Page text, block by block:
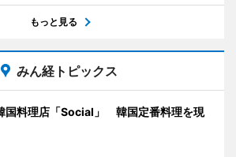
もっと見る
みん経トピックス
国料理店「Social」 韓国定番料理を現